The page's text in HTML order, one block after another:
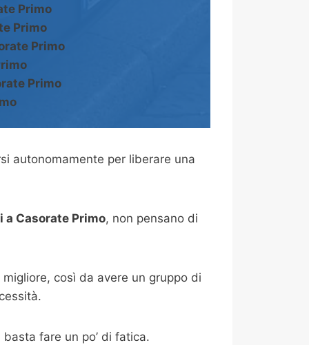
Primo
Primo
Primo
Primo
autonomamente per liberare una
Casorate Primo, non pensano di
così da avere un gruppo di
fare un po’ di fatica.